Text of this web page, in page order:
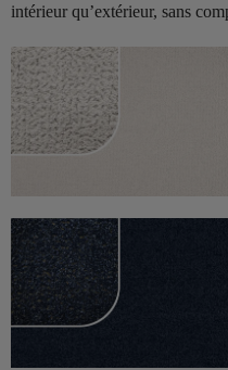
intérieur qu’extérieur, sans